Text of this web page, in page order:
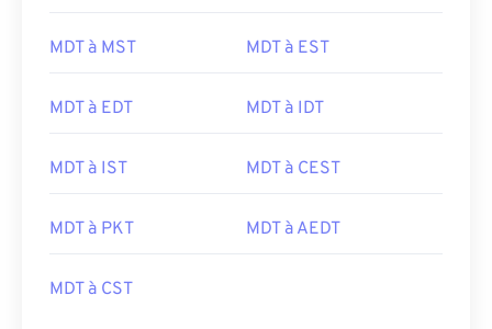
MDT à MST MDT à EST
MDT à EDT MDT à IDT
MDT à IST MDT à CEST
MDT à PKT MDT à AEDT
MDT à CST